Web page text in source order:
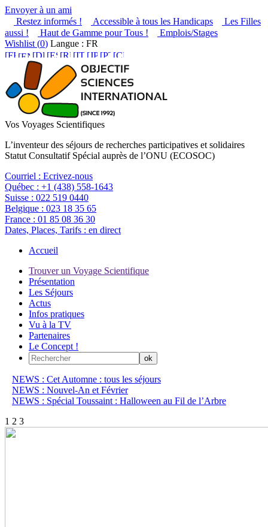
Envoyer à un ami
Restez informés !
Accessible à tous les Handicaps
Les Filles
aussi !
Haut de Gamme pour Tous !
Emplois/Stages
Wishlist (0) Langue : FR
Vos Voyages Scientifiques
L’inventeur des séjours de recherches participatives et solidaires
Statut Consultatif Spécial auprès de l’ONU (ECOSOC)
Courriel : Ecrivez-nous
Québec : +1 (438) 558-1643
Suisse : 022 519 0440
Belgique : 023 18 35 65
France : 01 85 08 36 30
Dates, Places, Tarifs : en direct
Accueil
Trouver un Voyage Scientifique
Présentation
Les Séjours
Actus
Infos pratiques
Vu à la TV
Partenaires
Le Concept !
NEWS : Cet Automne : tous les séjours
NEWS : Nouvel-An et Février
NEWS : Spécial Toussaint : Halloween au Fil de l’Arbre
1 2 3